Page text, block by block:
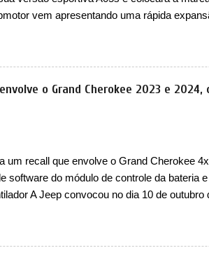
vem apresentando uma rápida
à sua linha. Posicionado entre o T03 e
teaser do A05, que nas imagens
Previsto para ser lançado ainda neste
a Leapmotor para concorrer com uma
por outros modelos da marca, em especial
ao SUV. Na dianteira, ele possui faróis
um pequeno prolongamento para as
o Grand Cherokee 2023 e 2024,
um recall que envolve o Grand Cherokee
software do módulo de controle da bateria
A Jeep convocou no dia 10 de outubro
de ano/modelo 2023 e 2024. A marca
precisam retornar a uma